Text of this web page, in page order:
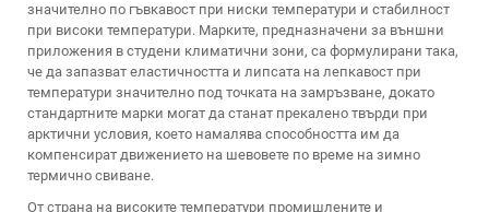
значително по гъвкавост при ниски температури и стабилност
при високи температури. Марките, предназначени за външни
приложения в студени климатични зони, са формулирани така,
че да запазват еластичността и липсата на лепкавост при
температури значително под точката на замръзване, докато
стандартните марки могат да станат прекалено твърди при
арктични условия, което намалява способността им да
компенсират движението на шевовете по време на зимно
термично свиване.
От страна на високите температури промишлените и